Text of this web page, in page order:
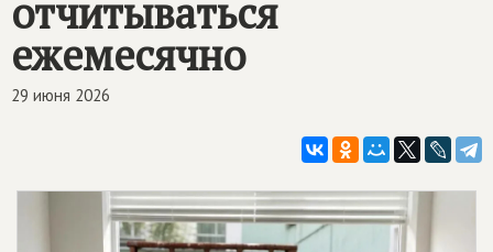
отчитываться
ежемесячно
29 июня 2026